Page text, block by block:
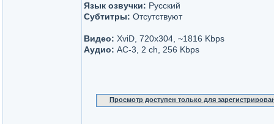
Язык озвучки: Русский
Субтитры: Отсутствуют
Видео: XviD, 720x304, ~1816 Kbps
Аудио: AC-3, 2 ch, 256 Kbps
Просмотр доступен только для